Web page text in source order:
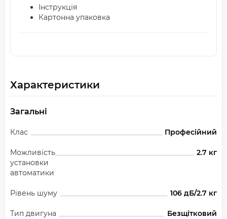
Інструкція
Картонна упаковка
Характеристики
Загальні
Клас Професійний
Можливість
установки
автоматики
2.7 кг
Рівень шуму 106 дБ/2.7 кг
Тип двигуна Безщітковий